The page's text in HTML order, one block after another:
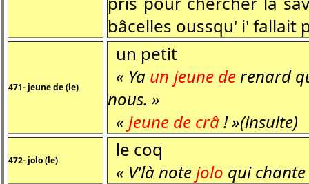
bâcelles oussqu' i' fallait
471- jeune de (le)
un petit
« Ya un jeune de renard
nous. »
« Jeune de crâ! »(insulte)
472- jolo (le)
le coq
« V'là note jolo qui chante